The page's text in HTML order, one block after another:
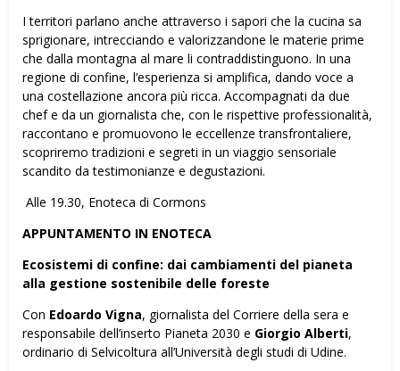
I territori parlano anche attraverso i sapori che la cucina sa
sprigionare, intrecciando e valorizzandone le materie prime
che dalla montagna al mare li contraddistinguono. In una
regione di confine, l’esperienza si amplifica, dando voce a
una costellazione ancora più ricca. Accompagnati da due
chef e da un giornalista che, con le rispettive professionalità,
raccontano e promuovono le eccellenze transfrontaliere,
scopriremo tradizioni e segreti in un viaggio sensoriale
scandito da testimonianze e degustazioni.
Alle 19.30, Enoteca di Cormons
APPUNTAMENTO IN ENOTECA
Ecosistemi di confine: dai cambiamenti del pianeta
alla gestione sostenibile delle foreste
Con Edoardo Vigna, giornalista del Corriere della sera e
responsabile dell’inserto Pianeta 2030 e Giorgio Alberti,
ordinario di Selvicoltura all’Università degli studi di Udine.